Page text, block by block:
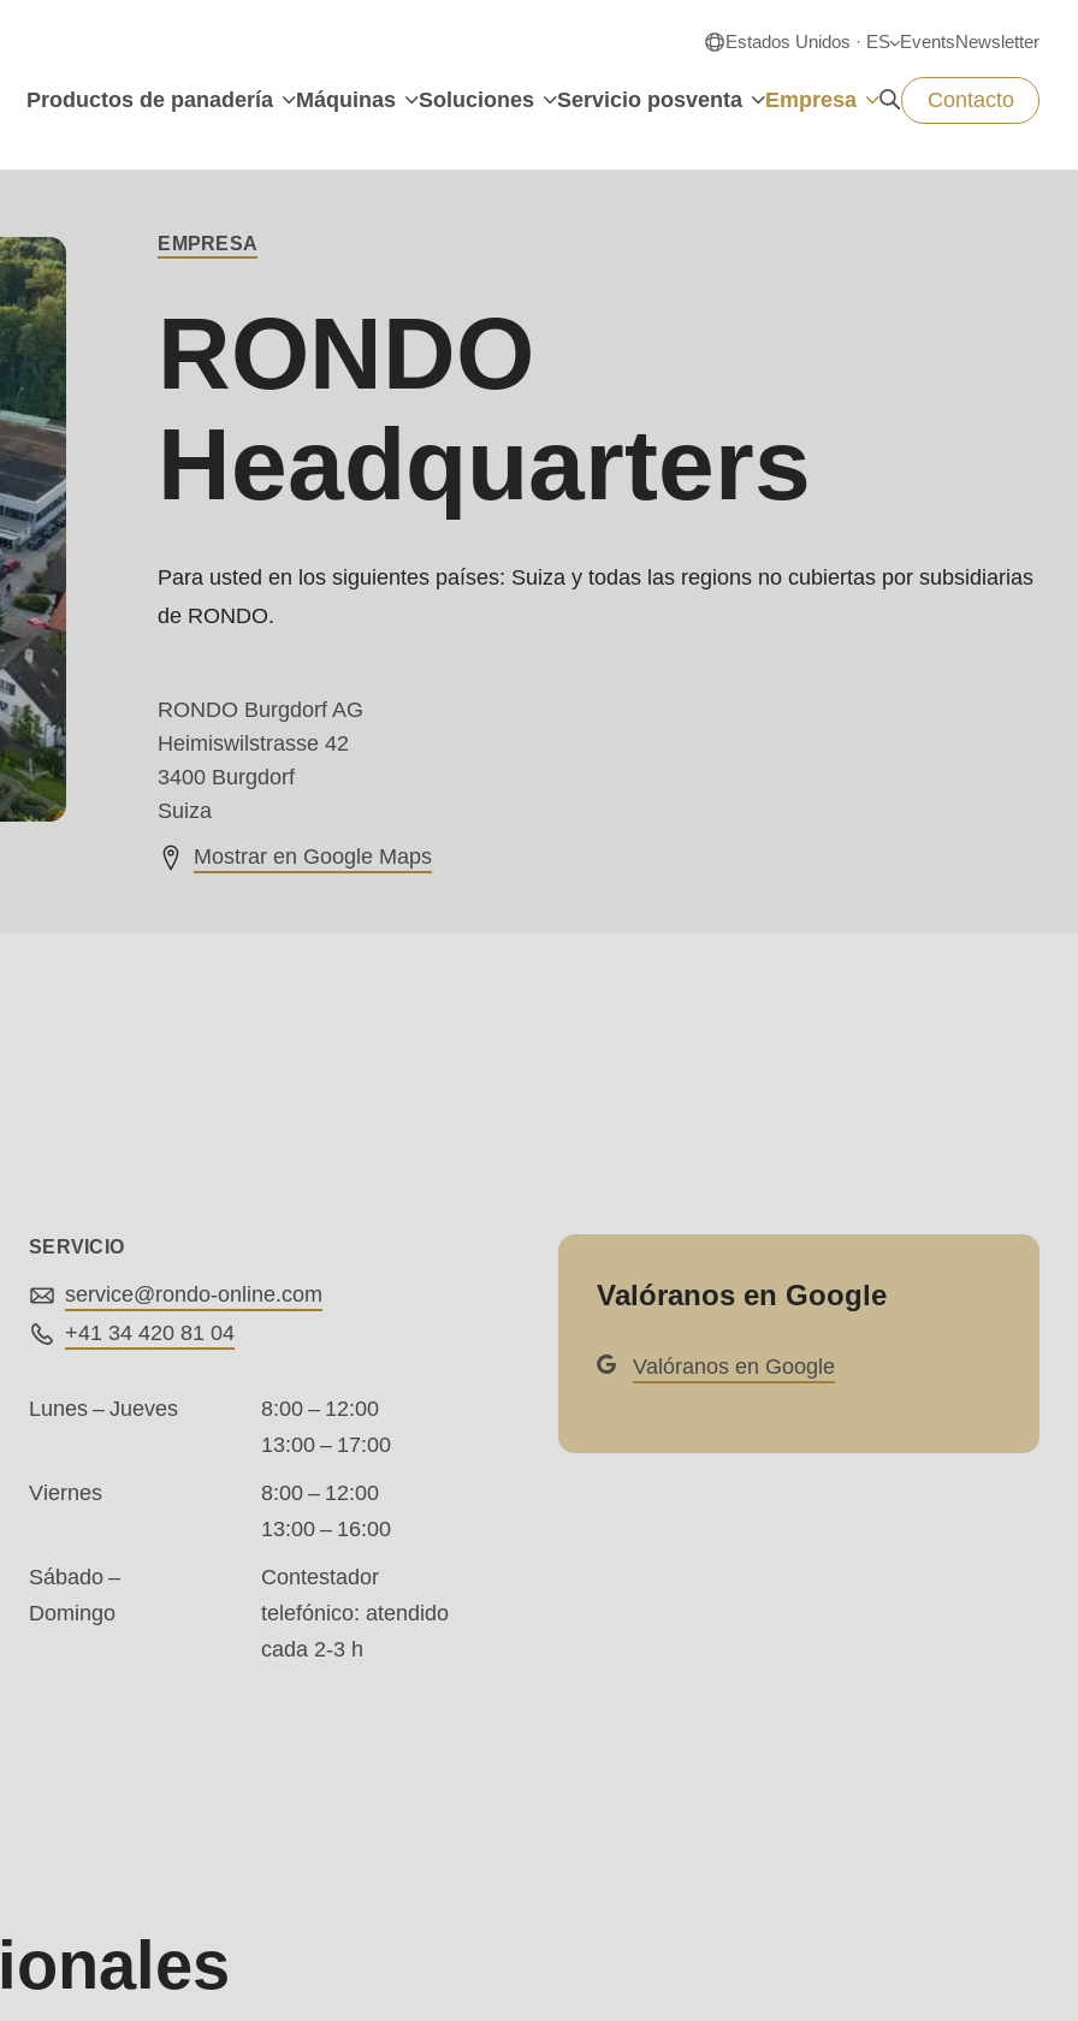
Estados Unidos · ES EventsNewsletter
Productos de panadería Máquinas Soluciones Servicio posventa Empresa Contacto
EMPRESA
RONDO
Headquarters
Para usted en los siguientes países: Suiza y todas las regions no cubiertas por subsidiarias
de RONDO.
RONDO Burgdorf AG
Heimiswilstrasse 42
3400 Burgdorf
Suiza
Mostrar en Google Maps
SERVICIO
service@rondo-online.com
+41 34 420 81 04
Lunes – Jueves
8:00 – 12:00
13:00 – 17:00
Viernes
8:00 – 12:00
13:00 – 16:00
Sábado –
Domingo
Contestador
telefónico: atendido
cada 2-3 h
Valóranos en Google
Valóranos en Google